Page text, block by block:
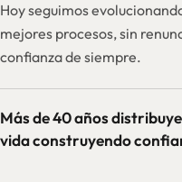
Hoy seguimos
mejores procesos, sin
confianza de siempre.
Más de 40 años
vida construyendo